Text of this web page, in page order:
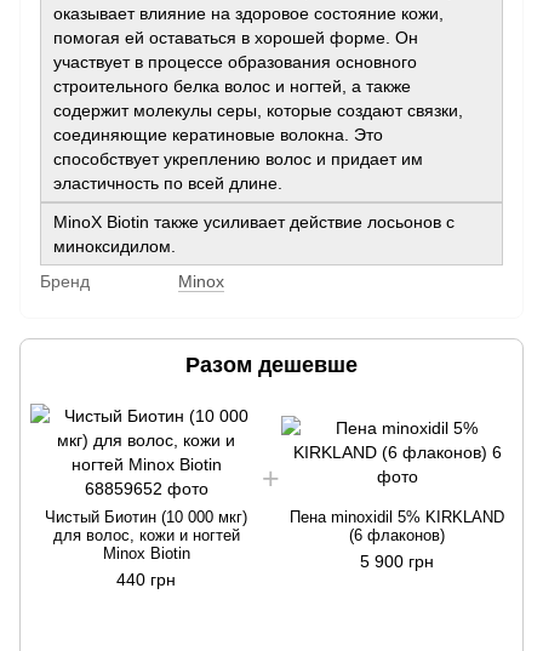
оказывает влияние на здоровое состояние кожи,
помогая ей оставаться в хорошей форме. Он
участвует в процессе образования основного
строительного белка волос и ногтей, а также
содержит молекулы серы, которые создают связки,
соединяющие кератиновые волокна. Это
способствует укреплению волос и придает им
эластичность по всей длине.
MinoX Biotin также усиливает действие лосьонов с
миноксидилом.
Бренд
Minox
Разом дешевше
Чистый Биотин (10 000 мкг)
для волос, кожи и ногтей
Minox Biotin
440 грн
Пена minoxidil 5% KIRKLAND
(6 флаконов)
5 900 грн